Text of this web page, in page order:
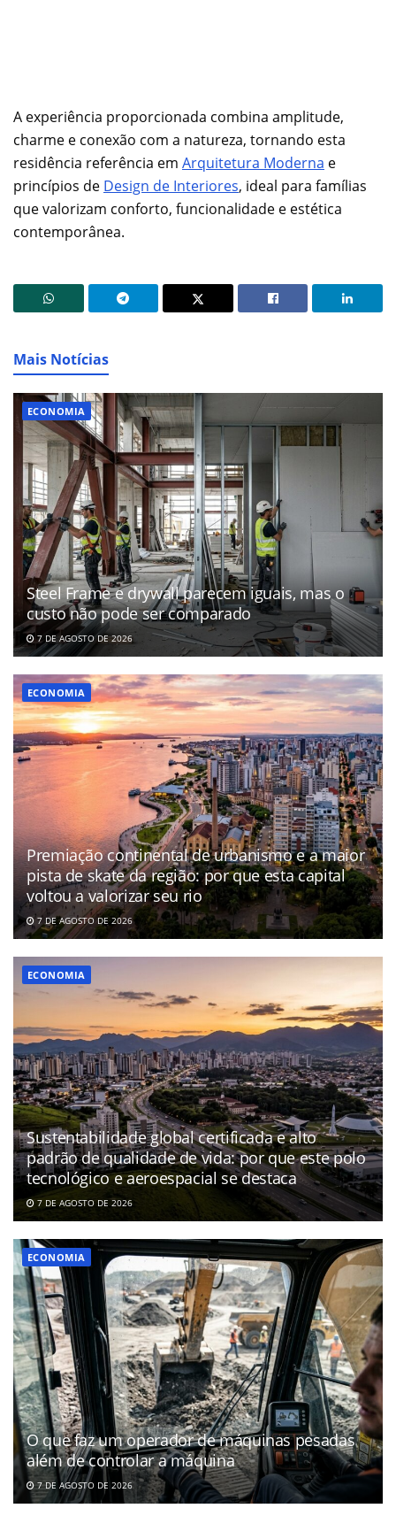
A experiência proporcionada combina amplitude,
charme e conexão com a natureza, tornando esta
residência referência em Arquitetura Moderna e
princípios de Design de Interiores, ideal para famílias
que valorizam conforto, funcionalidade e estética
contemporânea.
Mais Notícias
ECONOMIA
Steel Frame e drywall parecem iguais, mas o
custo não pode ser comparado
7 DE AGOSTO DE 2026
ECONOMIA
Premiação continental de urbanismo e a maior
pista de skate da região: por que esta capital
voltou a valorizar seu rio
7 DE AGOSTO DE 2026
ECONOMIA
Sustentabilidade global certificada e alto
padrão de qualidade de vida: por que este polo
tecnológico e aeroespacial se destaca
7 DE AGOSTO DE 2026
ECONOMIA
O que faz um operador de máquinas pesadas
além de controlar a máquina
7 DE AGOSTO DE 2026